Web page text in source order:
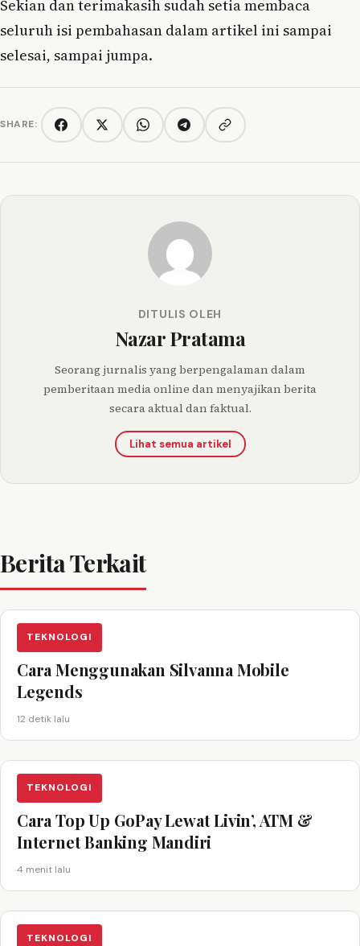
Sekian dan terimakasih sudah setia membaca
seluruh isi pembahasan dalam artikel ini sampai
selesai, sampai jumpa.
SHARE: FacebookTwitter/XWhatsAppTelegramCopy link
DITULIS OLEH
Nazar Pratama
Seorang jurnalis yang berpengalaman dalam
pemberitaan media online dan menyajikan berita
secara aktual dan faktual.
Lihat semua artikel
Berita Terkait
TEKNOLOGI
Cara Menggunakan Silvanna Mobile
Legends
12 detik lalu
TEKNOLOGI
Cara Top Up GoPay Lewat Livin’, ATM &
Internet Banking Mandiri
4 menit lalu
TEKNOLOGI